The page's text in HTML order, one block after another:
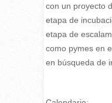
con un proyecto
etapa de
etapa de
como pymes en
en búsqueda de